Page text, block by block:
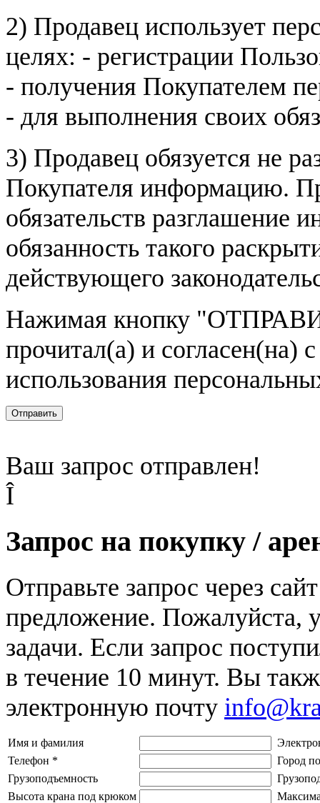
2) Продавец использует
целях: - регистрации
- получения Покупателем
- для выполнения своих
3) Продавец обязуется не
Покупателя информацию.
обязательств разглашение
обязанность такого
действующего
Нажимая кнопку
прочитал(а) и согласен(на)
использования
Отправить
Ваш запрос отправлен!
Î
Запрос на покупку /
Отправьте запрос через
предложение. Пожалуйста,
задачи. Если запрос
в течение 10 минут. Вы
электронную почту
Имя и фамилия
Телефон *
Город
Грузоподъемность
Высота крана под крюком